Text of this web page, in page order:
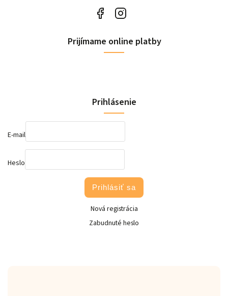
Prijímame online platby
Prihlásenie
E-mail
Heslo
Prihlásiť sa
Nová registrácia
Zabudnuté heslo